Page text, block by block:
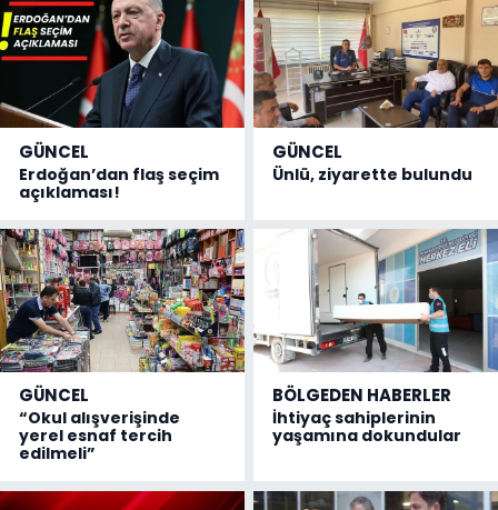
GÜNCEL
Erdoğan’dan flaş seçim
açıklaması!
GÜNCEL
Ünlü, ziyarette bulundu
GÜNCEL
“Okul alışverişinde
yerel esnaf tercih
edilmeli”
BÖLGEDEN HABERLER
İhtiyaç sahiplerinin
yaşamına dokundular